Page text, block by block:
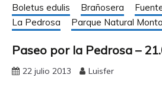
Boletus edulis Brañosera
La Pedrosa
Parque Natural
Paseo por la Pedrosa –
22 julio 2013 Luisfer